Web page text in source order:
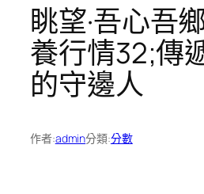
眺望·吾心吾
養行情32;傳
的守邊人
作者:admin分類:分數